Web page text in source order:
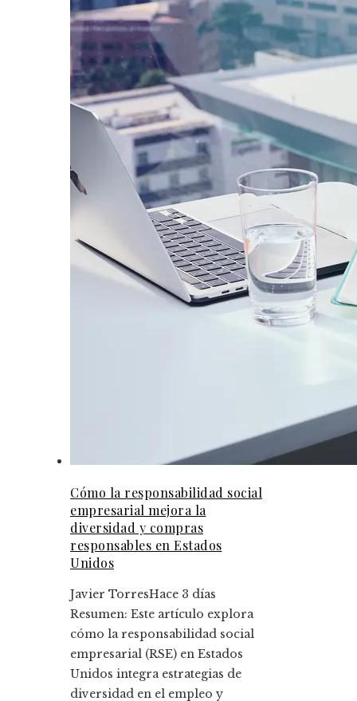
Cómo la responsabilidad social
empresarial mejora la
diversidad y compras
responsables en Estados
Unidos
Javier TorresHace 3 días
Resumen: Este artículo explora
cómo la responsabilidad social
empresarial (RSE) en Estados
Unidos integra estrategias de
diversidad en el empleo y